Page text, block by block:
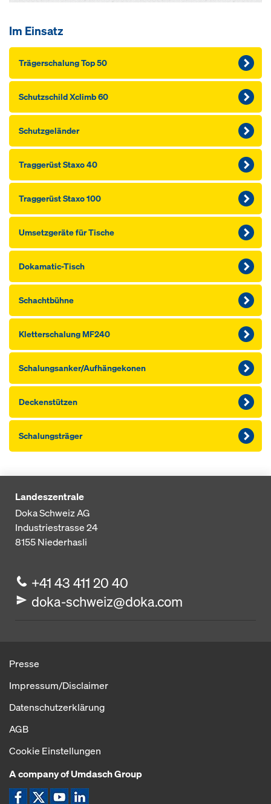
Im Einsatz
Träger­schalung Top 50
Schutzschild Xclimb 60
Schutzgeländer
Traggerüst Staxo 40
Traggerüst Staxo 100
Umsetz­geräte für Tische
Dokamatic-Tisch
Schachtbühne
Kletterschalung MF240
Schalungsanker/Aufhängekonen
Deckenstützen
Schalungsträger
Landeszentrale
Doka Schweiz AG
Industriestrasse 24
8155Niederhasli
+41 43 411 20 40
doka-schweiz@doka.com
Presse
Impressum/Disclaimer
Datenschutzerklärung
AGB
Cookie Einstellungen
A company of Umdasch Group